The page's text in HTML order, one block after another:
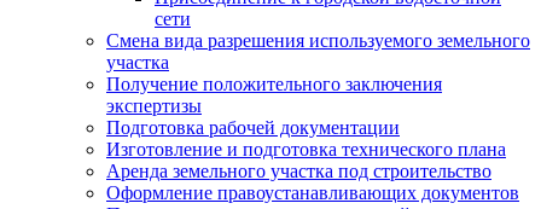
сети
Смена вида разрешения используемого земельного
участка
Получение положительного заключения
экспертизы
Подготовка рабочей документации
Изготовление и подготовка технического плана
Аренда земельного участка под строительство
Оформление правоустанавливающих документов